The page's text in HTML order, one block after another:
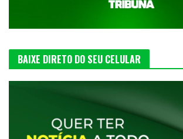
BAIXE DIRETO DO SEU CELULAR